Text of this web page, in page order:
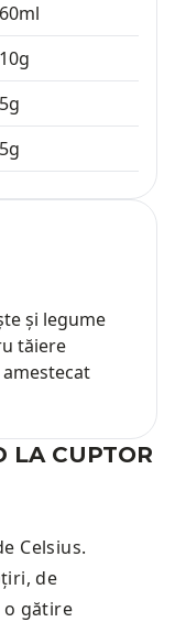
60ml
10g
5g
5g
și legume
tăiere
LA CUPTOR
Celsius.
de
gătire